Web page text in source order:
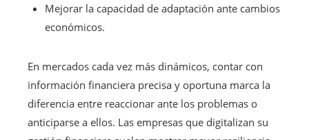
Mejorar la capacidad de adaptación ante cambios
económicos.
En mercados cada vez más dinámicos, contar con
información financiera precisa y oportuna marca la
diferencia entre reaccionar ante los problemas o
anticiparse a ellos. Las empresas que digitalizan su